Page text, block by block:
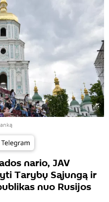
nario, JAV
Tarybų Sąjungą ir
nuo Rusijos